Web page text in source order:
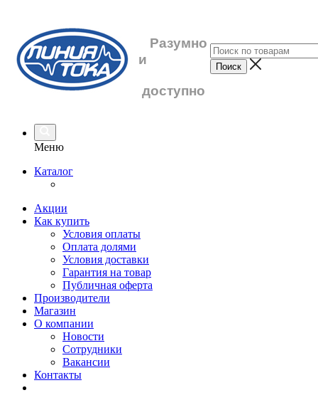
Разумно
и
доступно
Меню
Каталог
Акции
Как купить
Условия оплаты
Оплата долями
Условия доставки
Гарантия на товар
Публичная оферта
Производители
Магазин
О компании
Новости
Сотрудники
Вакансии
Контакты